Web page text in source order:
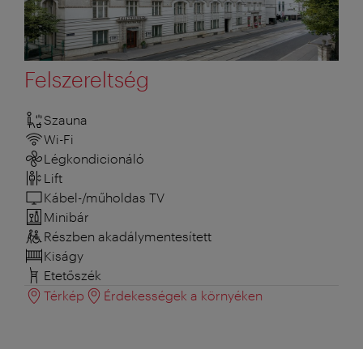
Felszereltség
Szauna
Wi-Fi
Légkondicionáló
Lift
Kábel-/műholdas TV
Minibár
Részben akadálymentesített
Kiságy
Etetőszék
Térkép
Érdekességek a környéken